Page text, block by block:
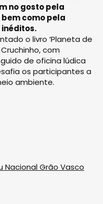
no gosto pela
como pela
o livro ‘Planeta de
com
de oficina lúdica
os participantes a
ambiente.
Nacional Grão Vasco